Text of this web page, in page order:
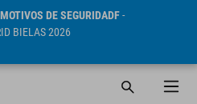
DE SEGURIDADF-
BIELAS 2026